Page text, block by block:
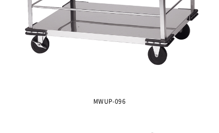
MWUP-096